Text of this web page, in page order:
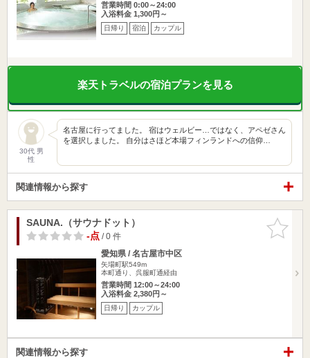
営業時間 0:00～24:00
入浴料金 1,300円～
日帰り 宿泊 カップル
楽天トラベルの宿泊プランを見る
30代 男
性
名古屋に行ってました。 宿はウェルビー…ではなく、アペゼさん
を選択しました。 自分はさほど本場フィンランドへの信仰…
関連情報から探す
お気に入
りに追加
SAUNA.（サウナドット）
-点/ 0 件
愛知県 / 名古屋市中区
矢場町駅549m
本町通り、呉服町通経由
営業時間 12:00～24:00
入浴料金 2,380円～
日帰り カップル
関連情報から探す